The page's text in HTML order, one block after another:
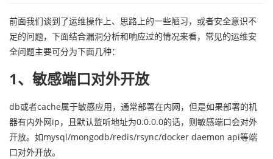
前面我们谈到了运维操作上、思路上的一些陋习，或者安全意识不
足的问题，下面结合漏洞分析和响应过的情况来看，常见的运维安
全问题主要可分为下面几种：
1、敏感端口对外开放
db或者cache属于敏感应用，通常部署在内网，但是如果部署的机
器有内外网ip，且默认监听地址为0.0.0.0的话，则敏感端口会对外
开放。如mysql/mongodb/redis/rsync/docker daemon api等端
口对外开放。